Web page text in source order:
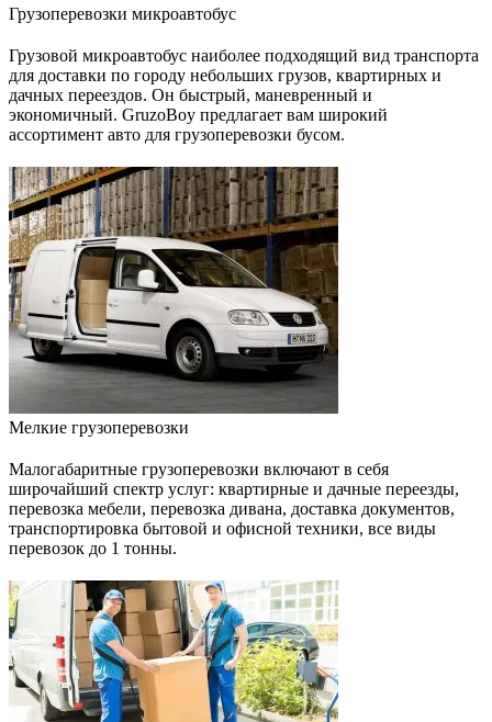
Грузоперевозки микроавтобус
Грузовой микроавтобус наиболее подходящий вид транспорта
для доставки по городу небольших грузов, квартирных и
дачных переездов. Он быстрый, маневренный и
экономичный. GruzoBoy предлагает вам широкий
ассортимент авто для грузоперевозки бусом.
Мелкие грузоперевозки
Малогабаритные грузоперевозки включают в себя
широчайший спектр услуг: квартирные и дачные переезды,
перевозка мебели, перевозка дивана, доставка документов,
транспортировка бытовой и офисной техники, все виды
перевозок до 1 тонны.